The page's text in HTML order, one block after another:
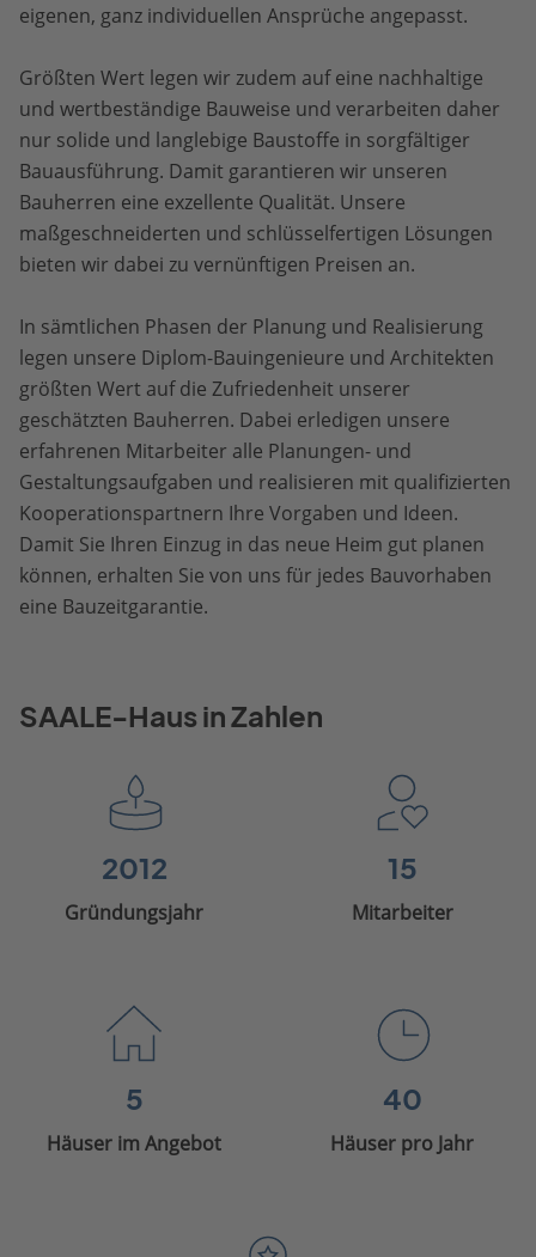
eigenen, ganz individuellen Ansprüche angepasst.
Größten Wert legen wir zudem auf eine nachhaltige
und wertbeständige Bauweise und verarbeiten daher
nur solide und langlebige Baustoffe in sorgfältiger
Bauausführung. Damit garantieren wir unseren
Bauherren eine exzellente Qualität. Unsere
maßgeschneiderten und schlüsselfertigen Lösungen
bieten wir dabei zu vernünftigen Preisen an.
In sämtlichen Phasen der Planung und Realisierung
legen unsere Diplom-Bauingenieure und Architekten
größten Wert auf die Zufriedenheit unserer
geschätzten Bauherren. Dabei erledigen unsere
erfahrenen Mitarbeiter alle Planungen- und
Gestaltungsaufgaben und realisieren mit qualifizierten
Kooperationspartnern Ihre Vorgaben und Ideen.
Damit Sie Ihren Einzug in das neue Heim gut planen
können, erhalten Sie von uns für jedes Bauvorhaben
eine Bauzeitgarantie.
SAALE-Haus in Zahlen
2012
Gründungsjahr
15
Mitarbeiter
5
Häuser im Angebot
40
Häuser pro Jahr